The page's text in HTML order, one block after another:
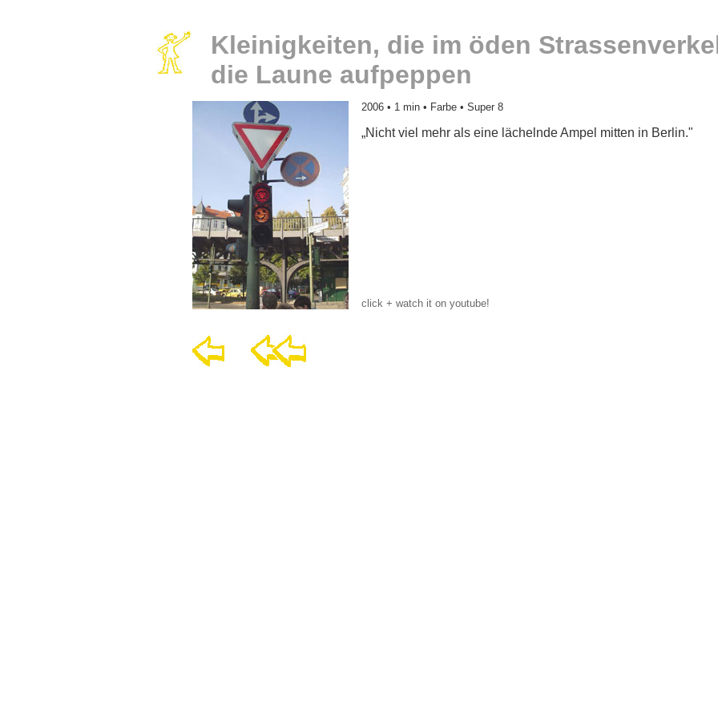
Kleinigkeiten, die im öden
die Laune aufpeppen
2006 • 1 min • Farbe • Super 8
„Nicht viel mehr als eine lächelnde Ampel mitten in Berlin."
click + watch it on youtube!